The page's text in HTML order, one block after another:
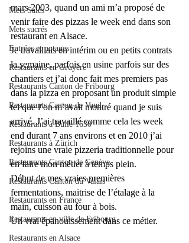
Mets Salés
Mets sucrés
Entrées et potages
Restaurants en Gruyère
Restaurants Canton de Fribourg
Restaurants Canton de Vaud
Restaurants à Bulle 1630
Restaurants à Zürich
Restaurants Canton de Genève
Restaurants Canton du Valais
Restaurants en France
Restaurants en ville de Fribourg
Restaurants en Alsace
mars 2003, quand un ami m’a proposé de
venir faire des pizzas le week end dans son
restaurant en Alsace.
Je travaillais en intérim ou en petits contrats
la semaine, parfois en usine parfois sur des
chantiers et j’ai donc fait mes premiers pas
dans la pizza en proposant un produit simple
tel que l’on m’avait montré quand je suis
arrivé. J’ai travaillé comme cela les week
end durant 7 ans environs et en 2010 j’ai
rejoins une vraie pizzeria traditionnelle pour
en faire mon métier à temps plein.
Début de mes vraies premières
fermentations, maitrise de l’étalage à la
main, cuisson au four à bois.
Un vrai épanouissement dans ce métier.